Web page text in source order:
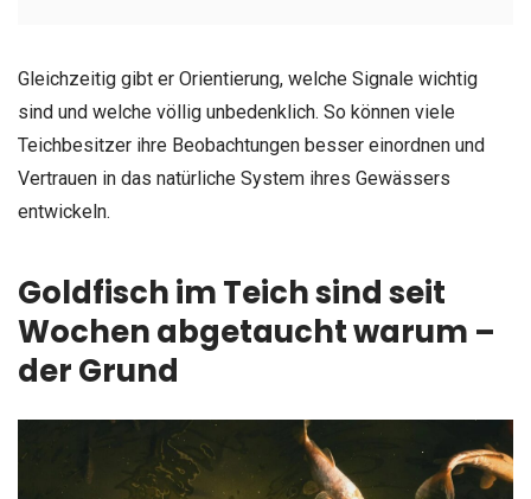
Gleichzeitig gibt er Orientierung, welche Signale wichtig
sind und welche völlig unbedenklich. So können viele
Teichbesitzer ihre Beobachtungen besser einordnen und
Vertrauen in das natürliche System ihres Gewässers
entwickeln.
Goldfisch im Teich sind seit
Wochen abgetaucht warum –
der Grund